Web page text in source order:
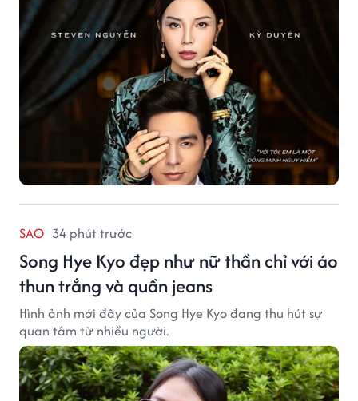
SAO 34 phút trước
Song Hye Kyo đẹp như nữ thần chỉ với áo
thun trắng và quần jeans
Hình ảnh mới đây của Song Hye Kyo đang thu hút sự
quan tâm từ nhiều người.